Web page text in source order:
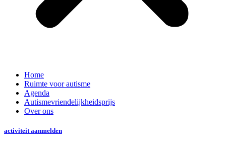
Home
Ruimte voor autisme
Agenda
Autismevriendelijkheidsprijs
Over ons
activiteit aanmelden